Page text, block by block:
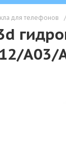
для телефонов /
A03/